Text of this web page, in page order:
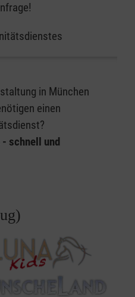
in München
einen
- schnell und